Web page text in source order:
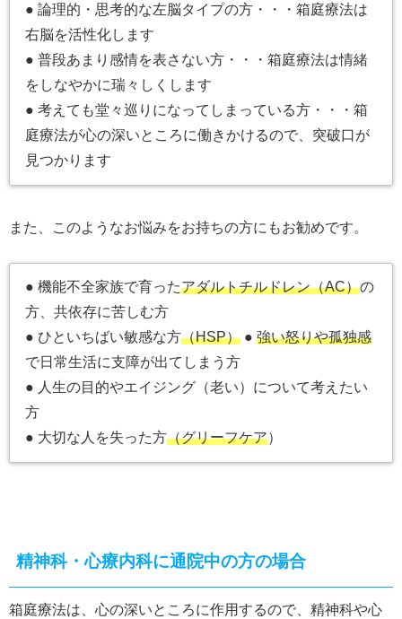
● 論理的・思考的な左脳タイプの方・・・箱庭療法は
右脳を活性化します
● 普段あまり感情を表さない方・・・箱庭療法は情緒
をしなやかに瑞々しくします
● 考えても堂々巡りになってしまっている方・・・箱
庭療法が心の深いところに働きかけるので、突破口が
見つかります
また、このようなお悩みをお持ちの方にもお勧めです。
● 機能不全家族で育ったアダルトチルドレン（AC）の
方、共依存に苦しむ方
● ひといちばい敏感な方（HSP） ●強い怒りや孤独感
で日常生活に支障が出てしまう方
● 人生の目的やエイジング（老い）について考えたい
方
● 大切な人を失った方（グリーフケア）
精神科・心療内科に通院中の方の場合
箱庭療法は、心の深いところに作用するので、精神科や心